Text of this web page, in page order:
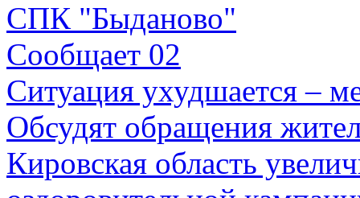
СПК "Быданово"
Сообщает 02
Ситуация ухудшается –
Обсудят обращения
Кировская область